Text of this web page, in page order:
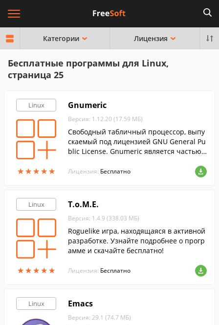
Категории Лицензия
Бесплатные программы для Linux,
страница 25
Linux
★★★★★
★★★★★
Gnumeric
Версия: 1.12.20 (17.59 МБ)
Свободный табличный процессор, выпу
скаемый под лицензией GNU General Pu
blic License. Gnumeric является частью
ний с некоторой долей интеграции.
Лицензия: Бесплатно
Linux
★★★★★
★★★★★
T.o.M.E.
Версия: 1.4.9 (338.03 МБ)
Roguelike игра, находящаяся в активной
разработке. Узнайте подробнее о прогр
амме и скачайте бесплатно!
Лицензия: Бесплатно
Linux Emacs
Версия: 29.1 (74.7 МБ)